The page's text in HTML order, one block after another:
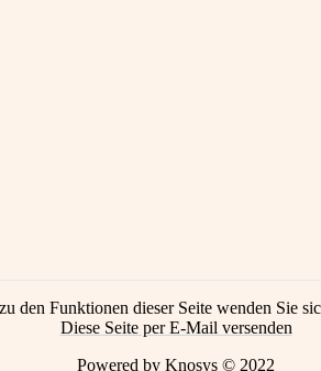
den Funktionen dieser Seite wenden Sie
Diese Seite per E-Mail versenden
Powered by Knosys © 2022